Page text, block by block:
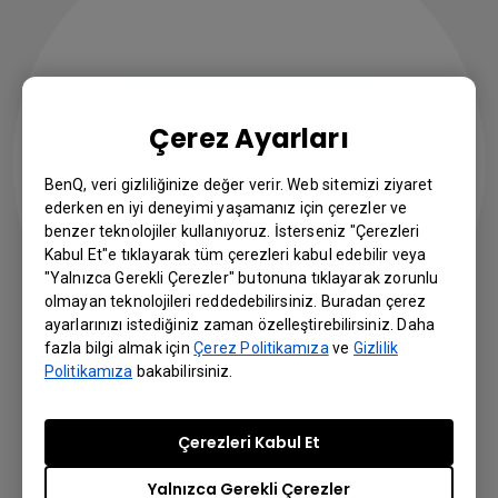
Çerez Ayarları
BenQ, veri gizliliğinize değer verir. Web sitemizi ziyaret
ederken en iyi deneyimi yaşamanız için çerezler ve
benzer teknolojiler kullanıyoruz. İsterseniz "Çerezleri
Kabul Et"e tıklayarak tüm çerezleri kabul edebilir veya
"Yalnızca Gerekli Çerezler" butonuna tıklayarak zorunlu
olmayan teknolojileri reddedebilirsiniz. Buradan çerez
ayarlarınızı istediğiniz zaman özelleştirebilirsiniz. Daha
fazla bilgi almak içinÇerez Politikamıza veGizlilik
Politikamıza bakabilirsiniz.
Yalnızca Gerekli Çerezler
Çerezleri Kabul Et
Haber Bültenine Abone Olun